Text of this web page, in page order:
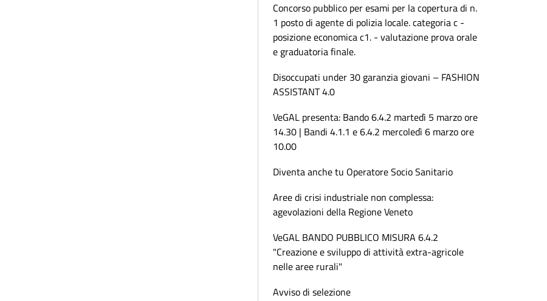
Concorso pubblico per esami per la copertura di n.
1 posto di agente di polizia locale. categoria c -
posizione economica c1. - valutazione prova orale
e graduatoria finale.
Disoccupati under 30 garanzia giovani – FASHION
ASSISTANT 4.0
VeGAL presenta: Bando 6.4.2 martedì 5 marzo ore
14.30 | Bandi 4.1.1 e 6.4.2 mercoledì 6 marzo ore
10.00
Diventa anche tu Operatore Socio Sanitario
Aree di crisi industriale non complessa:
agevolazioni della Regione Veneto
VeGAL BANDO PUBBLICO MISURA 6.4.2
"Creazione e sviluppo di attività extra-agricole
nelle aree rurali"
Avviso di selezione